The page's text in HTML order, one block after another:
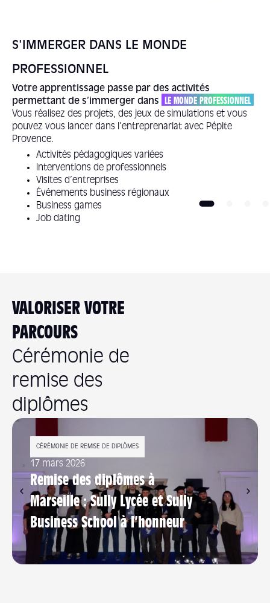
S'IMMERGER DANS LE MONDE
PROFESSIONNEL
Votre apprentissage passe par des activités
permettant de s’immerger dans
LE MONDE PROFESSIONNEL
Vous réalisez des projets, des jeux de simulations et vous
pouvez vous lancer dans l’entreprenariat avec Pépite
Provence.
Activités pédagogiques variées
Interventions de professionnels
Visites d’entreprises
Événements business régionaux
Business games
Job dating
VALORISER VOTRE
PARCOURS
Cérémonie de
remise des
diplômes
CÉRÉMONIE DE REMISE DE DIPLÔMES
17 mars 2026
Remise des diplômes à
Marseille : Sully Lycée et Sully
Business School à l’honneur